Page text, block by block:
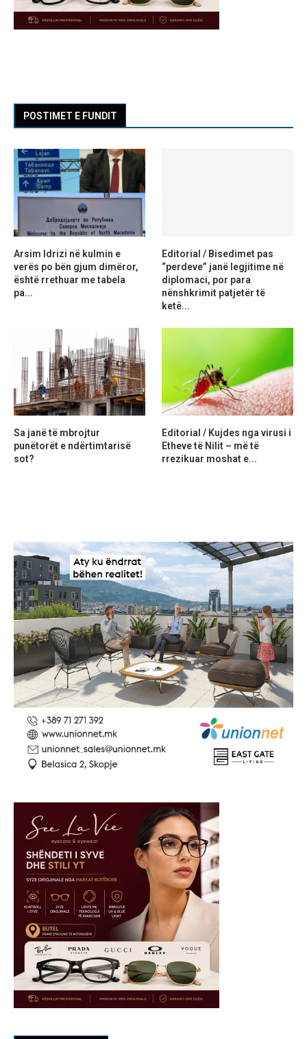
POSTIMET E FUNDIT
Arsim Idrizi në kulmin e
verës po bën gjum dimëror,
është rrethuar me tabela
pa...
Editorial / Bisedimet pas
“perdeve” janë legjitime në
diplomaci, por para
nënshkrimit patjetër të
ketë...
Sa janë të mbrojtur
punëtorët e ndërtimtarisë
sot?
Editorial / Kujdes nga virusi i
Etheve të Nilit – më të
rrezikuar moshat e...